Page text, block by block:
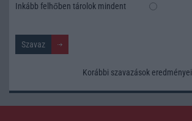
Inkább felhőben tárolok mindent
Korábbi szavazások eredményei